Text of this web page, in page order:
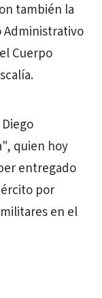
también la
Administrativo
Cuerpo
quien hoy
entregado
por
en el